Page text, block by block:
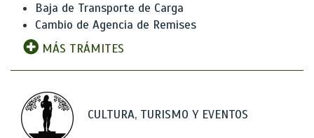
Baja de Transporte de Carga
Cambio de Agencia de Remises
MÁS TRÁMITES
CULTURA, TURISMO Y EVENTOS